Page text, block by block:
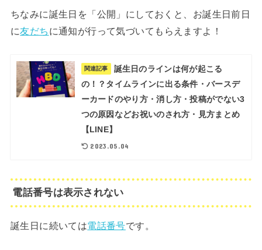
ちなみに誕生日を「公開」にしておくと、お誕生日前日
に友だち に通知が行って気づいてもらえますよ！
関連記事
誕生日のラインは何が起こる
の！？タイムラインに出る条件・バースデ
ーカードのやり方・消し方・投稿がでない3
つの原因などお祝いのされ方・見方まとめ
【LINE】
2023.05.04
電話番号は表示されない
誕生日に続いては電話番号です。